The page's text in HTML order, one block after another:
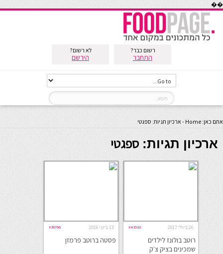
��
רשום כבר?
התחבר
לא רשום?
הירשם
אתם כאן: Home
- ארכיון תגיות: ספגטי
ארכיון תגיות: ספגטי
26 ביולי 2017 #43510
רוטב בולונז לילדים
שמכינים בציק צ׳ק
13 ביוני 2016 #38766
פסטה ברוטב פרמזן